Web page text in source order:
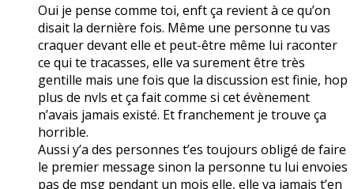
Oui je pense comme toi, enft ça revient à ce qu’on
disait la dernière fois. Même une personne tu vas
craquer devant elle et peut-être même lui raconter
ce qui te tracasses, elle va surement être très
gentille mais une fois que la discussion est finie, hop
plus de nvls et ça fait comme si cet évènement
n’avais jamais existé. Et franchement je trouve ça
horrible.
Aussi y’a des personnes t’es toujours obligé de faire
le premier message sinon la personne tu lui envoies
pas de msg pendant un mois elle, elle va jamais t’en